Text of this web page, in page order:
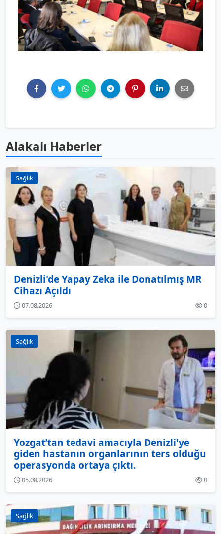
Alakalı Haberler
Sağlık
Denizli'de Yapay Zeka ile Donatılmış MR
Cihazı Açıldı
07.08.2026 0
Sağlık
Yozgat’tan tedavi amacıyla Denizli'ye
giden hastanın organlarının ters olduğu
operasyonda ortaya çıktı.
05.08.2026 0
Sağlık